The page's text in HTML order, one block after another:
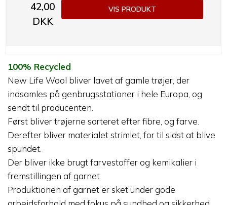
42,00
DKK
VIS PRODUKT
100% Recycled
New Life Wool bliver lavet af gamle trøjer, der
indsamles på genbrugsstationer i hele Europa, og
sendt til producenten.
Først bliver trøjerne sorteret efter fibre, og farve.
Derefter bliver materialet strimlet, for til sidst at blive
spundet.
Der bliver ikke brugt farvestoffer og kemikalier i
fremstillingen af garnet
Produktionen af garnet er sket under gode